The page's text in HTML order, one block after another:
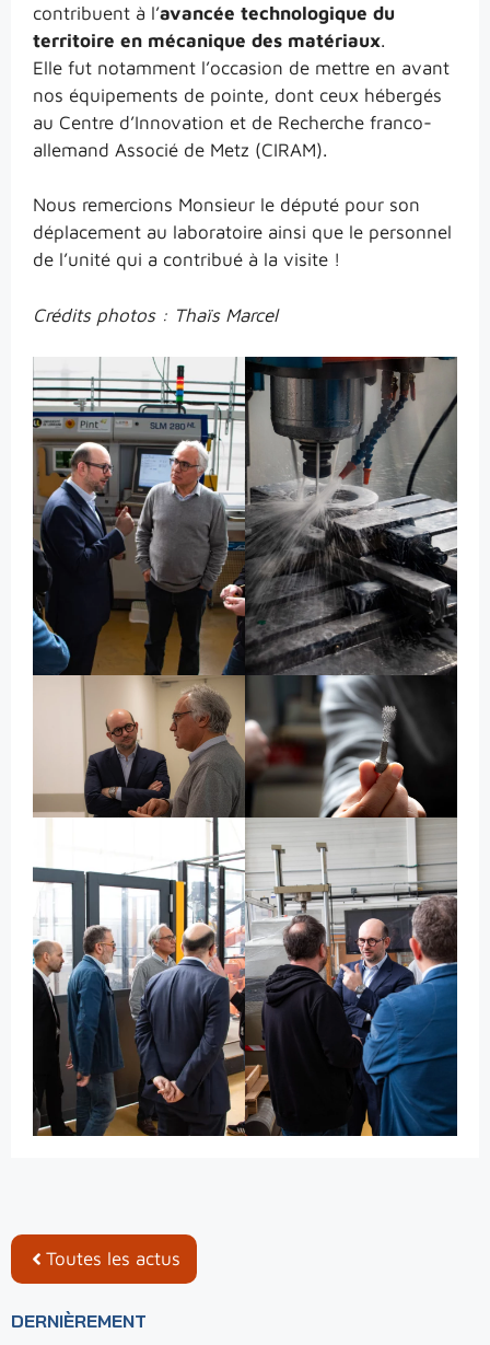
contribuent à l’avancée technologique du
territoire en mécanique des matériaux.
Elle fut notamment l’occasion de mettre en avant
nos équipements de pointe, dont ceux hébergés
au Centre d’Innovation et de Recherche franco-
allemand Associé de Metz (CIRAM).
Nous remercions Monsieur le député pour son
déplacement au laboratoire ainsi que le personnel
de l’unité qui a contribué à la visite !
Crédits photos : Thaïs Marcel
Toutes les actus
DERNIÈREMENT